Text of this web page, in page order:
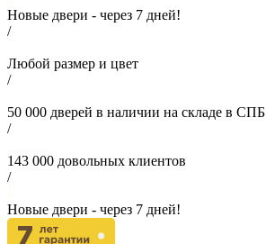
Новые двери - через 7 дней!
/
Любой размер и цвет
/
50 000 дверей в наличии на складе в СПБ
/
143 000 довольных клиентов
/
Новые двери - через 7 дней!